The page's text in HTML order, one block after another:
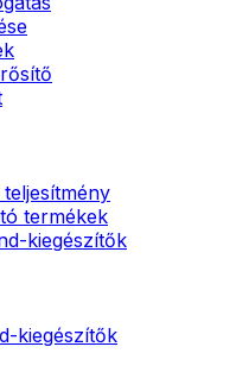
termékek
kiegészítők
kiegészítők